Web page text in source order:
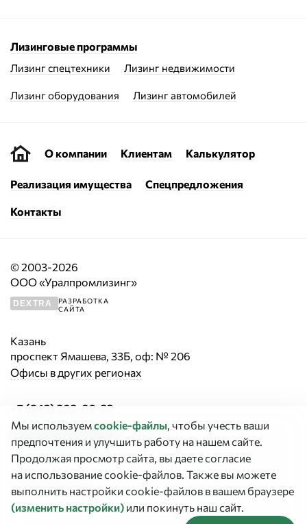
Лизинговые программы
Лизинг спецтехники Лизинг недвижимости
Лизинг оборудования Лизинг автомобилей
О компании Клиентам Калькулятор
Реализация имущества Спецпредложения
Контакты
© 2003-2026
ООО «Уралпромлизинг»
DEXTRA
РАЗРАБОТКА
САЙТА
Казань
проспект Ямашева, 33Б, оф: № 206
Офисы в других регионах
+7 (843) 202-09-23
Заказать звонок
График работы:
Сегодня выходной
Мы используемcookie‑файлы, чтобы учесть ваши
предпочтения и улучшить работу на нашем сайте.
Продолжая просмотр сайта, вы даете согласие
на использование cookie-файлов. Также вы можете
выполнить настройки cookie-файлов в вашем браузере
(изменить настройки) или покинуть наш сайт.